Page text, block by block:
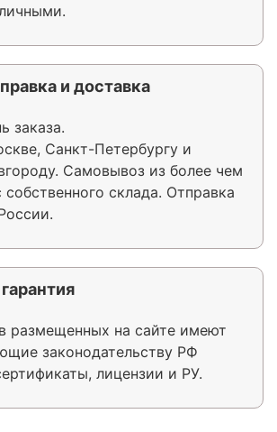
и доставка
заказа.
Санкт-Петербургу и
Самовывоз из более чем
склада. Отправка
размещенных на сайте имеют
законодательству РФ
лицензии и РУ.